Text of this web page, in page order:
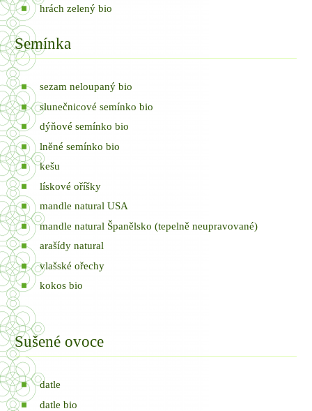
hrách zelený bio
Semínka
sezam neloupaný bio
slunečnicové semínko bio
dýňové semínko bio
lněné semínko bio
kešu
lískové oříšky
mandle natural USA
mandle natural Španělsko (tepelně neupravované)
arašídy natural
vlašské ořechy
kokos bio
Sušené ovoce
datle
datle bio